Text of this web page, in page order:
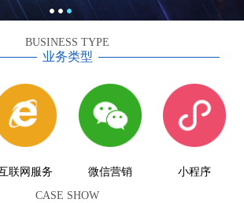
BUSINESS TYPE
业务类型
联网服务 微信营销
小程序
CASE SHOW